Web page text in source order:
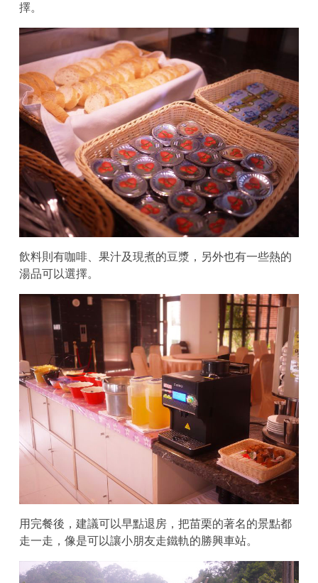
擇。
飲料則有咖啡、果汁及現煮的豆漿，另外也有一些熱的
湯品可以選擇。
用完餐後，建議可以早點退房，把苗栗的著名的景點都
走一走，像是可以讓小朋友走鐵軌的勝興車站。